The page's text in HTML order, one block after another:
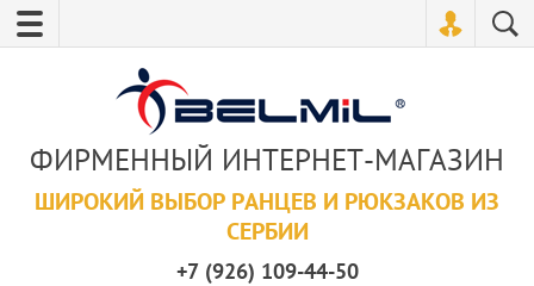
ФИРМЕННЫЙ ИНТЕРНЕТ-МАГАЗИН
ШИРОКИЙ ВЫБОР РАНЦЕВ И РЮКЗАКОВ ИЗ
СЕРБИИ
+7 (926) 109-44-50